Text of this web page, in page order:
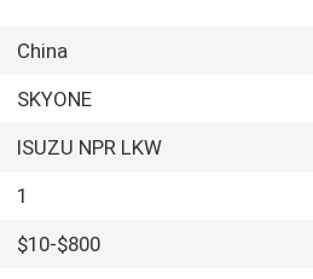
China
SKYONE
ISUZU NPR LKW
1
$10-$800